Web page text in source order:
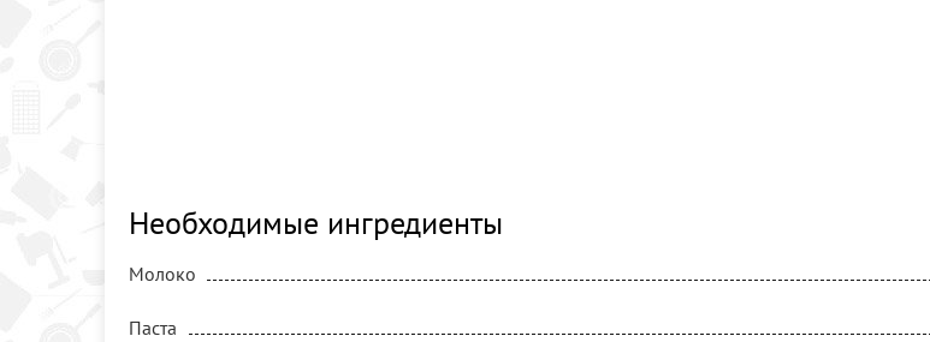
Необходимые ингредиенты
Молоко
Паста